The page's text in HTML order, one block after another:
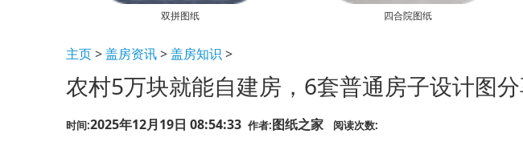
双拼图纸 四合院图纸
主页>盖房资讯>盖房知识>
农村5万块就能自建房，6套普通房子设计图分
时间:2025年12月19日 08:54:33 作者:图纸之家 阅读次数: